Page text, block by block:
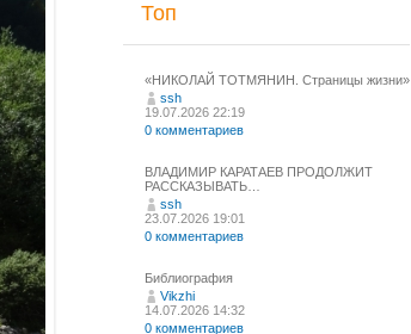
Топ
«НИКОЛАЙ ТОТМЯНИН. Страницы жизни»
ssh
19.07.2026 22:19
0 комментариев
ВЛАДИМИР КАРАТАЕВ ПРОДОЛЖИТ
РАССКАЗЫВАТЬ…
ssh
23.07.2026 19:01
0 комментариев
Библиография
Vikzhi
14.07.2026 14:32
0 комментариев